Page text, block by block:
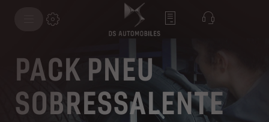
PACK PNEU
SOBRESSALENTE